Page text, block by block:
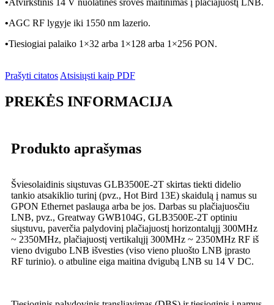
•AGC RF lygyje iki 1550 nm lazerio.
•Tiesiogiai palaiko 1×32 arba 1×128 arba 1×256 PON.
Prašyti citatos Atsisiųsti kaip PDF
PREKĖS INFORMACIJA
Produkto aprašymas
Šviesolaidinis siųstuvas GLB3500E-2T skirtas tiekti didelio
tankio atsakiklio turinį (pvz., Hot Bird 13E) skaidulą į namus su
GPON Ethernet paslauga arba be jos. Darbas su plačiajuosčiu
LNB, pvz., Greatway GWB104G, GLB3500E-2T optiniu
siųstuvu, paverčia palydovinį plačiajuostį horizontalųjį 300MHz
~ 2350MHz, plačiajuostį vertikalųjį 300MHz ~ 2350MHz RF iš
vieno dvigubo LNB išvesties (viso vieno pluošto LNB įprasto
RF turinio). o atbuline eiga maitina dvigubą LNB su 14 V DC.